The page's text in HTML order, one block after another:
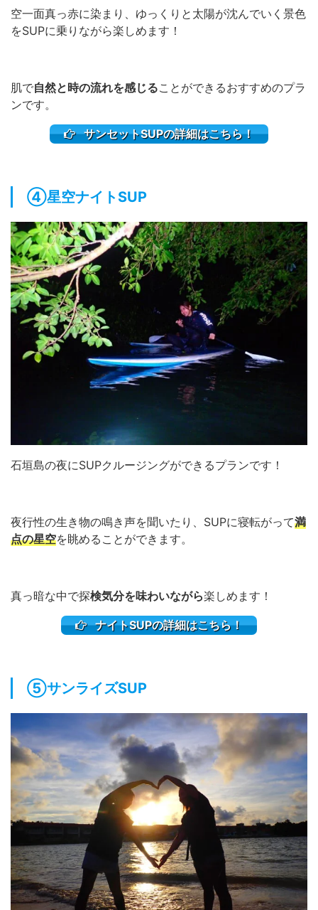
空一面真っ赤に染まり、ゆっくりと太陽が沈んでいく景色
をSUPに乗りながら楽しめます！
肌で自然と時の流れを感じることができるおすすめのプラ
ンです。
サンセットSUPの詳細はこちら！
④星空ナイトSUP
石垣島の夜にSUPクルージングができるプランです！
夜行性の生き物の鳴き声を聞いたり、SUPに寝転がって満
点の星空を眺めることができます。
真っ暗な中で探検気分を味わいながら楽しめます！
ナイトSUPの詳細はこちら！
⑤サンライズSUP